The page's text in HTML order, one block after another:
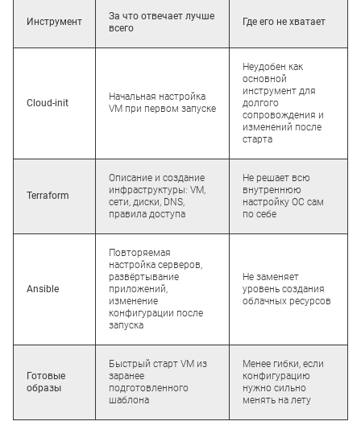
Инструмент
За что отвечает лучше
всего
Где его не хватает
Cloud-init
Начальная настройка
VM при первом запуске
Неудобен как
основной
инструмент для
долгого
сопровождения и
изменений после
старта
Terraform
Описание и создание
инфраструктуры: VM,
сети, диски, DNS,
правила доступа
Не решает всю
внутреннюю
настройку ОС сам
по себе
Ansible
Повторяемая
настройка серверов,
развёртывание
приложений,
изменение
конфигурации после
запуска
Не заменяет
уровень создания
облачных ресурсов
Готовые
образы
Быстрый старт VM из
заранее
подготовленного
шаблона
Менее гибки, если
конфигурацию
нужно сильно
менять на лету